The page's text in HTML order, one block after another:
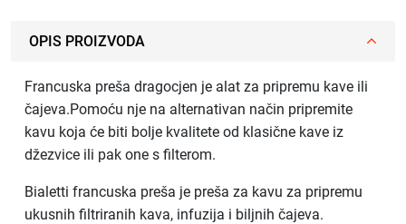
OPIS PROIZVODA
Francuska preša dragocjen je alat za pripremu kave ili
čajeva.Pomoću nje na alternativan način pripremite
kavu koja će biti bolje kvalitete od klasične kave iz
džezvice ili pak one s filterom.
Bialetti francuska preša je preša za kavu za pripremu
ukusnih filtriranih kava, infuzija i biljnih čajeva.